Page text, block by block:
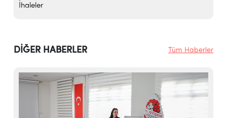
İhaleler
DİĞER HABERLER Tüm Haberler